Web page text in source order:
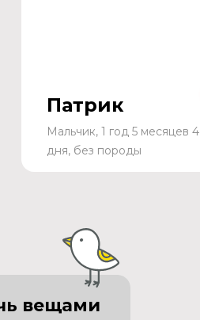
Патрик
Мальчик, 1 год 5 месяцев 4
дня, без породы
вещами